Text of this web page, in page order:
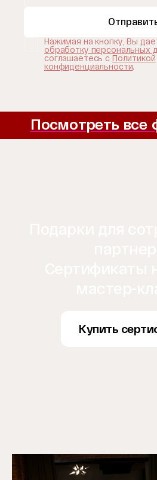
Нажимая на кнопку, Вы
обработку персональных
соглашаетесь с Политикой
конфиденциальности.
Посмотреть
Купить